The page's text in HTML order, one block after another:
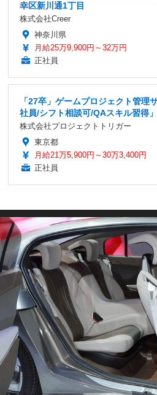
幸区新川通1丁目
株式会社Creer
神奈川県
月給25万9,900円～32万円
正社員
「27卒」ゲームプロジェクト管理
社員/シフト相談可/QAスキル習得
株式会社プロジェクトトリガー
東京都
月給21万5,900円～30万3,400円
正社員